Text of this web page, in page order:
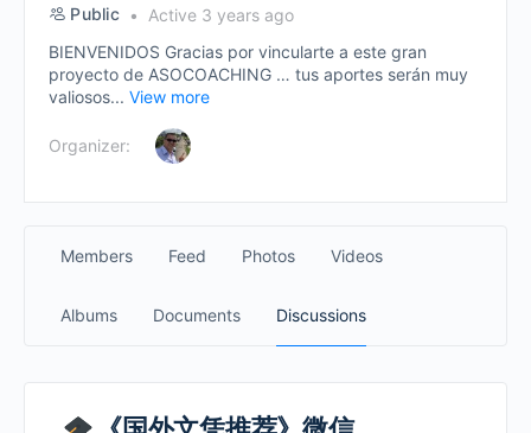
Public
Active 3 years ago
BIENVENIDOS Gracias por vincularte a este gran
proyecto de ASOCOACHING … tus aportes serán muy
valiosos... View more
Organizer:
Members Feed Photos Videos
Albums Documents Discussions